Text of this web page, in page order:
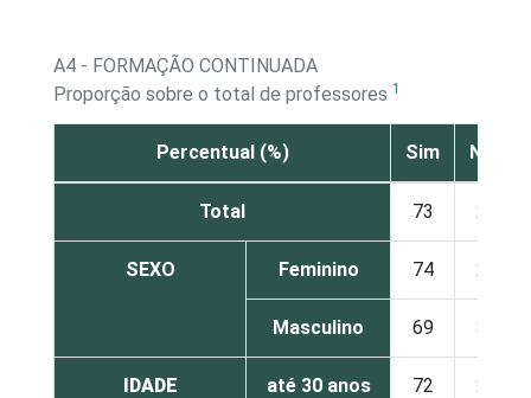
A4 - FORMAÇÃO CONTINUADA
Proporção sobre o total de professores 1
Percentual (%) Sim Não
Total 73 27
SEXO Feminino 74 26
Masculino 69 31
IDADE até 30 anos 72 28